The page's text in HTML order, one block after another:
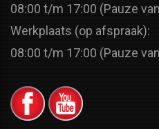
08:00 t/m 17:00 (Pauze
Werkplaats (op afspraak):
08:00 t/m 17:00 (Pauze